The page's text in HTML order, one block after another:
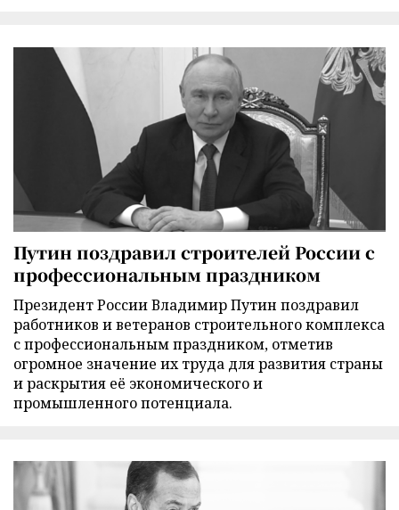
Путин поздравил строителей России с
профессиональным праздником
Президент России Владимир Путин поздравил
работников и ветеранов строительного комплекса
с профессиональным праздником, отметив
огромное значение их труда для развития страны
и раскрытия её экономического и
промышленного потенциала.